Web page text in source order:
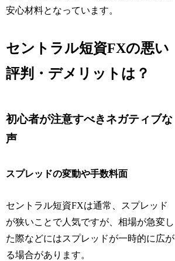
安心材料となっています。
セントラル短資FXの悪い
評判・デメリットは？
初心者が注意すべきネガティブな
声
スプレッドの変動や手数料面
セントラル短資FXは通常、スプレッド
が狭いことで人気ですが、相場が急変し
た際などにはスプレッドが一時的に広が
る場合があります。